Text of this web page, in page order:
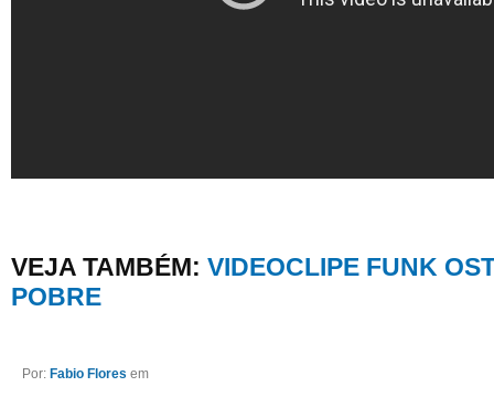
VEJA TAMBÉM: VIDEOCLIPE FUNK
POBRE
Por: Fabio Flores em